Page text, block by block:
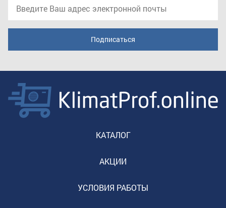
КАТАЛОГ
АКЦИИ
УСЛОВИЯ РАБОТЫ